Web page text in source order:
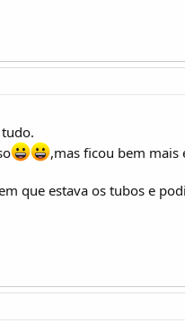
,mas ficou bem mais
que estava os tubos e